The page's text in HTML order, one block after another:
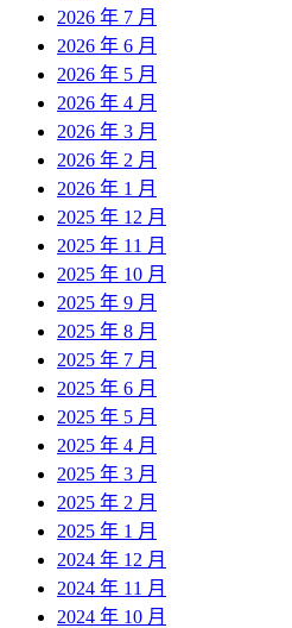
2026 年 7 月
2026 年 6 月
2026 年 5 月
2026 年 4 月
2026 年 3 月
2026 年 2 月
2026 年 1 月
2025 年 12 月
2025 年 11 月
2025 年 10 月
2025 年 9 月
2025 年 8 月
2025 年 7 月
2025 年 6 月
2025 年 5 月
2025 年 4 月
2025 年 3 月
2025 年 2 月
2025 年 1 月
2024 年 12 月
2024 年 11 月
2024 年 10 月